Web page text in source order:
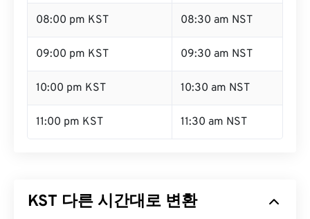
08:00 pm KST 08:30 am NST
09:00 pm KST 09:30 am NST
10:00 pm KST 10:30 am NST
11:00 pm KST 11:30 am NST
KST 다른 시간대로 변환